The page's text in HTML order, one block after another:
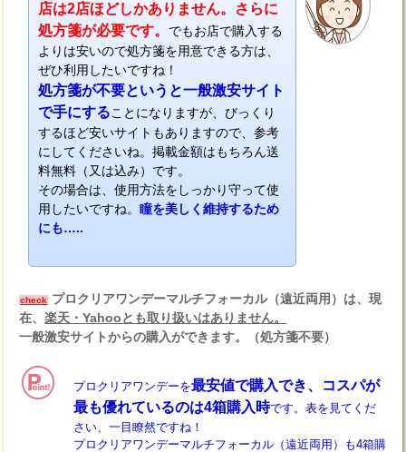
店は2店ほどしかありません。さらに
処方箋が必要です。 でもお店で購入する
よりは安いので処方箋を用意できる方は、
ぜひ利用したいですね！
処方箋が不要というと一般激安サイト
で手にすることになりますが、びっくり
するほど安いサイトもありますので、参考
にしてくださいね。掲載金額はもちろん送
料無料（又は込み）です。
その場合は、使用方法をしっかり守って使
用したいですね。瞳を美しく維持するため
にも…..
check
プロクリアワンデーマルチフォーカル（遠近両用）は、現
在、楽天・Yahooとも取り扱いはありません。
一般激安サイトからの購入ができます。（処方箋不要）
プロクリアワンデーを最安値で購入でき、コスパが
最も優れているのは4箱購入時です。表を見てくだ
さい、一目瞭然ですね！
プロクリアワンデーマルチフォーカル（遠近両用）も4箱購